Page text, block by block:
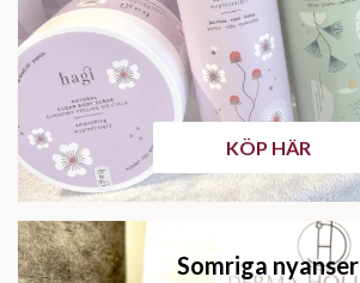
KÖP HÄR
Somriga nyanser